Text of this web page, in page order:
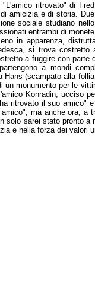
"L'amico ritrovato" di Fred
amicizia e di storia. Due
sociale studiano nello
entrambi di monete
in apparenza,
si trova costretto
a fuggire con parte
a mondi
Hans (scampato alla
monumento per le
Konradin, ucciso
ritrovato il suo amico"
ma anche ora, a
solo sarei stato pronto a
e nella forza dei valori